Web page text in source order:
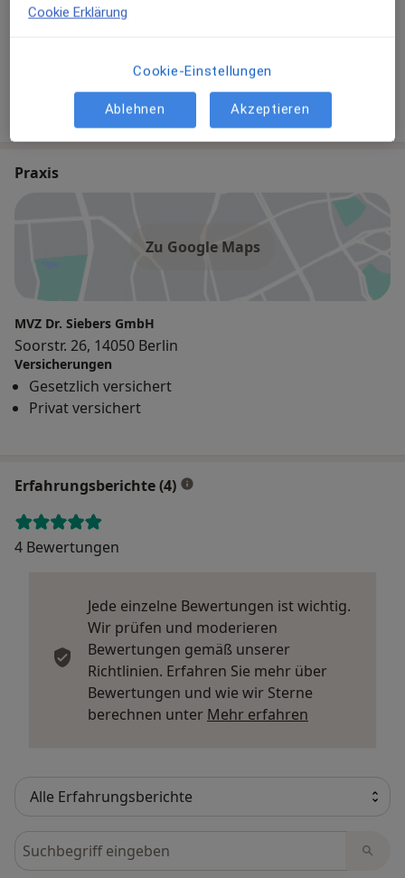
Zahnärztin
Praxis
Zu Google Maps
MVZ Dr. Siebers GmbH
Soorstr. 26, 14050 Berlin
Versicherungen
Gesetzlich versichert
Privat versichert
Erfahrungsberichte (4)
4 Bewertungen
Jede einzelne Bewertungen ist wichtig.
Wir prüfen und moderieren
Bewertungen gemäß unserer
Richtlinien. Erfahren Sie mehr über
Bewertungen und wie wir Sterne
berechnen unter Mehr erfahren
Bewertungen durchsuchen
Cookie Erklärung
Cookie-Einstellungen
Ablehnen Akzeptieren